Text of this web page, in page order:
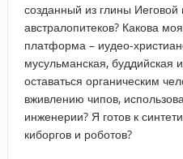
созданный из глины Иеговой
австралопитеков? Какова
платформа – иудео-
мусульманская, буддийская
оставаться органическим
вживлению чипов,
инженерии? Я готов к
киборгов и роботов?